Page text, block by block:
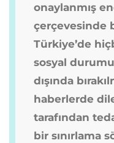
onaylanmış
çerçevesinde
Türkiye’de
sosyal
dışında
haberlerde
tarafından
bir sınırlama